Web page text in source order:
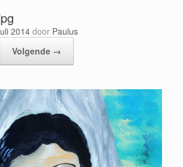
2014 door Paulus
Volgende →